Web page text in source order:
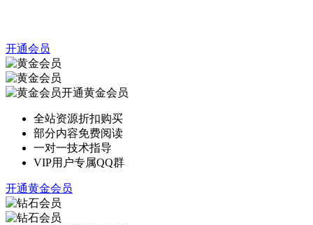
开通会员
开通黄金会员
全站资源折扣购买
部分内容免费阅读
一对一技术指导
VIP用户专属QQ群
开通黄金会员